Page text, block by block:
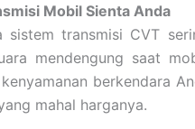
Mobil Sienta Anda
sistem transmisi CVT
mendengung saat
berkendara
mahal harganya.